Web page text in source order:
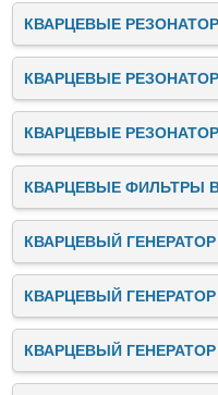
КВАРЦЕВЫЕ
КВАРЦЕВЫЕ
КВАРЦЕВЫЕ
КВАРЦЕВЫЕ ФИЛЬТРЫ
КВАРЦЕВЫЙ
КВАРЦЕВЫЙ ГЕНЕРАТОР
КВАРЦЕВЫЙ ГЕНЕРАТОР